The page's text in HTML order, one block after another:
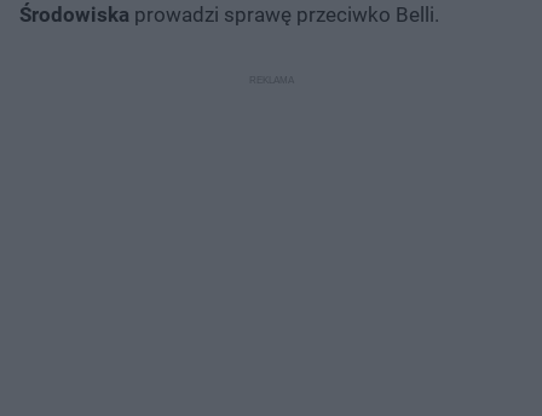
Środowiska prowadzi sprawę przeciwko Belli.